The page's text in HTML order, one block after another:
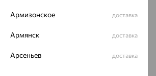
ОГРН 1044800168379
Армизонское доставка
Армянск доставка
Арсеньев доставка